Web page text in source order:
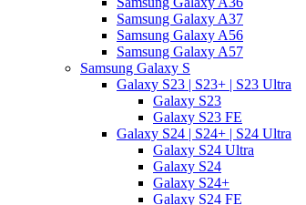
Samsung Galaxy A37
Samsung Galaxy A56
Samsung Galaxy A57
Samsung Galaxy S
Galaxy S23 | S23+ | S23 Ultra
Galaxy S23
Galaxy S23 FE
Galaxy S24 | S24+ | S24 Ultra
Galaxy S24 Ultra
Galaxy S24
Galaxy S24+
Galaxy S24 FE